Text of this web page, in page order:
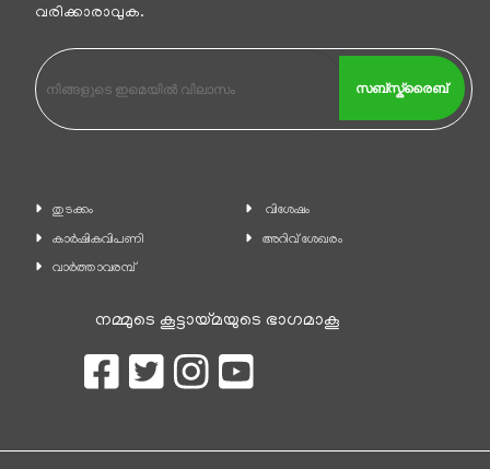
വരിക്കാരാവുക.
സബ്സ്ക്രൈബ്
തുടക്കം
കാ‍ർഷികവിപണി
വാര്‍ത്താവരമ്പ്
വിശേഷം
അറിവ് ശേഖരം
നമ്മുടെ കൂട്ടായ്മയുടെ ഭാഗമാകൂ